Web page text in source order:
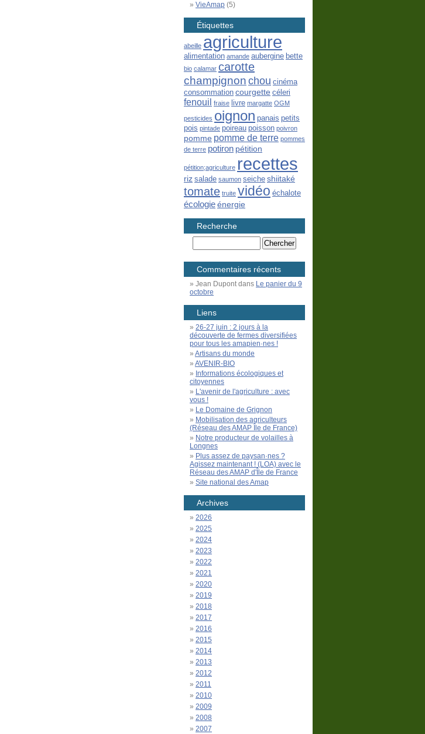
VieAmap (5)
Étiquettes
abeille agriculture
alimentation amande aubergine bette
bio calamar carotte
champignon chou cinéma
consommation courgette céleri
fenouil fraise livre margatte OGM
pesticides oignon panais petits
pois pintade poireau poisson poivron
pomme pomme de terre pommes
de terre potiron pétition
pétition;agriculture recettes
riz salade saumon seiche shiitaké
tomate truite vidéo échalote
écologieénergie
Recherche
Commentaires récents
Jean Dupontdans Le panier du 9
octobre
Liens
26-27 juin : 2 jours à la
découverte de fermes diversifiées
pour tous les amapien·nes !
Artisans du monde
AVENIR-BIO
Informations écologiques et
citoyennes
L'avenir de l'agriculture : avec
vous !
Le Domaine de Grignon
Mobilisation des agriculteurs
(Réseau des AMAP Île de France)
Notre producteur de volailles à
Longnes
Plus assez de paysan·nes ?
Agissez maintenant ! (LOA) avec le
Réseau des AMAP d'Île de France
Site national des Amap
Archives
2026
2025
2024
2023
2022
2021
2020
2019
2018
2017
2016
2015
2014
2013
2012
2011
2010
2009
2008
2007